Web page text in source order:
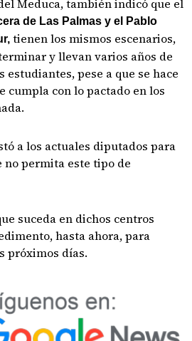
Meduca, también indicó que el
de Las Palmas y el Pablo
tienen los mismos escenarios,
y llevan varios años de
estudiantes, pese a que se hace
cumpla con lo pactado en los
a los actuales diputados para
no permita este tipo de
suceda en dichos centros
hasta ahora, para
próximos días.